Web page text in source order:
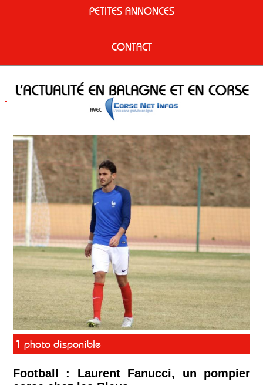
PETITES ANNONCES
CONTACT
1 photo disponible
Football : Laurent Fanucci, un pompier